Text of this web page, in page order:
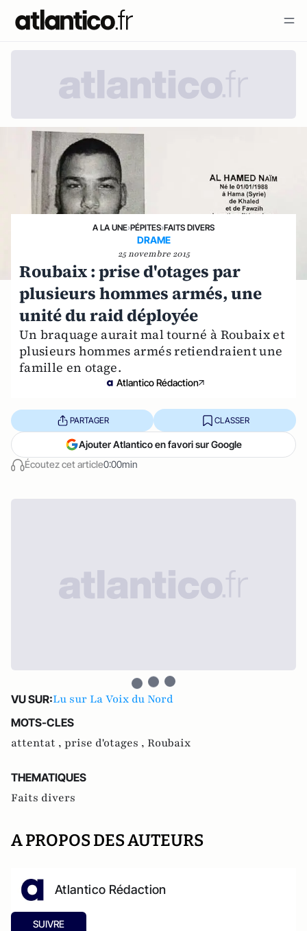
A LA UNE›PÉPITES›FAITS DIVERS
DRAME
25 novembre 2015
Roubaix : prise d'otages par
plusieurs hommes armés, une
unité du raid déployée
Un braquage aurait mal tourné à Roubaix et
plusieurs hommes armés retiendraient une
famille en otage.
Atlantico Rédaction
Écoutez cet article0:00min
PARTAGER CLASSER
Ajouter Atlantico en favori sur Google
VU SUR:Lu sur La Voix du Nord
MOTS-CLES
attentat , prise d'otages , Roubaix
THEMATIQUES
Faits divers
A PROPOS DES AUTEURS
Atlantico Rédaction
SUIVRE